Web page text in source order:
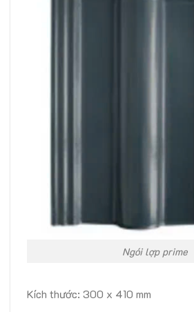
Ngói lợp prime
Kích thước: 300 x 410 mm